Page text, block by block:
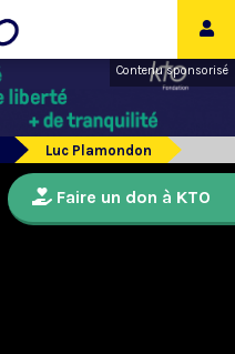
Contenu sponsorisé
Luc Plamondon
Faire un don à KTO